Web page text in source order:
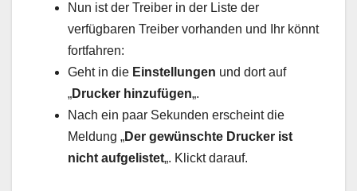
Nun ist der Treiber in der Liste der
verfügbaren Treiber vorhanden und Ihr könnt
fortfahren:
Geht in die Einstellungen und dort auf
„Drucker hinzufügen„.
Nach ein paar Sekunden erscheint die
Meldung „Der gewünschte Drucker ist
nicht aufgelistet„. Klickt darauf.